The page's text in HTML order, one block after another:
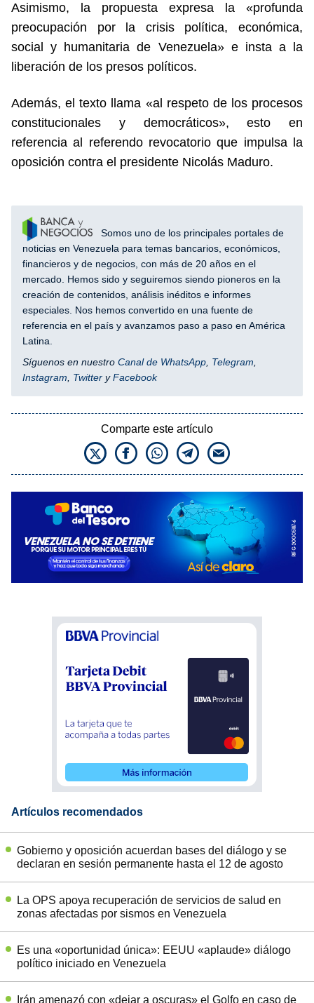
Asimismo, la propuesta expresa la «profunda
preocupación por la crisis política, económica,
social y humanitaria de Venezuela» e insta a la
liberación de los presos políticos.
Además, el texto llama «al respeto de los procesos
constitucionales y democráticos», esto en
referencia al referendo revocatorio que impulsa la
oposición contra el presidente Nicolás Maduro.
Somos uno de los principales portales de
noticias en Venezuela para temas bancarios, económicos,
financieros y de negocios, con más de 20 años en el
mercado. Hemos sido y seguiremos siendo pioneros en la
creación de contenidos, análisis inéditos e informes
especiales. Nos hemos convertido en una fuente de
referencia en el país y avanzamos paso a paso en América
Latina.
Síguenos en nuestro Canal de WhatsApp, Telegram,
Instagram, Twitter yFacebook
Comparte este artículo
Artículos recomendados
Gobierno y oposición acuerdan bases del diálogo y se
declaran en sesión permanente hasta el 12 de agosto
La OPS apoya recuperación de servicios de salud en
zonas afectadas por sismos en Venezuela
Es una «oportunidad única»: EEUU «aplaude» diálogo
político iniciado en Venezuela
Irán amenazó con «dejar a oscuras» el Golfo en caso de